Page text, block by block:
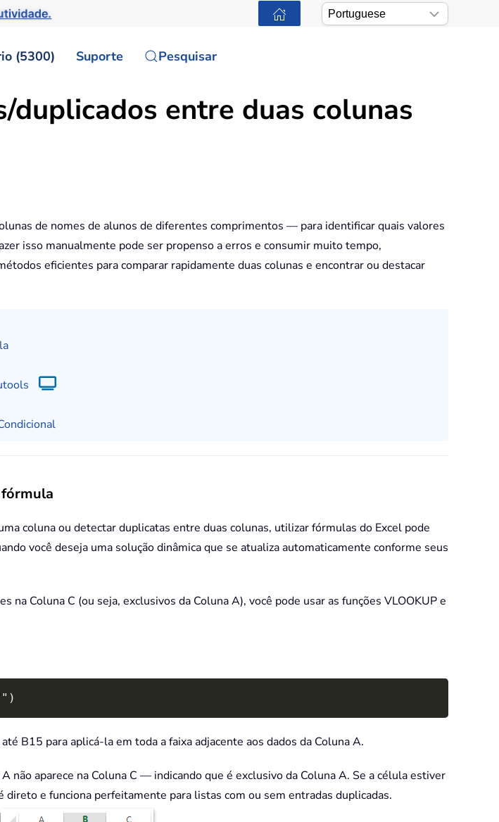
(5300) Suporte Pesquisar
duplicados entre duas colunas
de nomes de alunos de diferentes comprimentos — para identificar quais valores
isso manualmente pode ser propenso a erros e consumir muito tempo,
eficientes para comparar rapidamente duas colunas e encontrar ou destacar
coluna ou detectar duplicatas entre duas colunas, utilizar fórmulas do Excel pode
você deseja uma solução dinâmica que se atualiza automaticamente conforme seus
Coluna C (ou seja, exclusivos da Coluna A), você pode usar as funções VLOOKUP e
B15 para aplicá-la em toda a faixa adjacente aos dados da Coluna A.
não aparece na Coluna C — indicando que é exclusivo da Coluna A. Se a célula estiver
e funciona perfeitamente para listas com ou sem entradas duplicadas.